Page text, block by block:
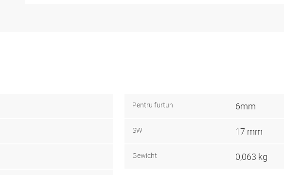
Pentru furtun 6mm
SW 17 mm
Gewicht 0,063 kg